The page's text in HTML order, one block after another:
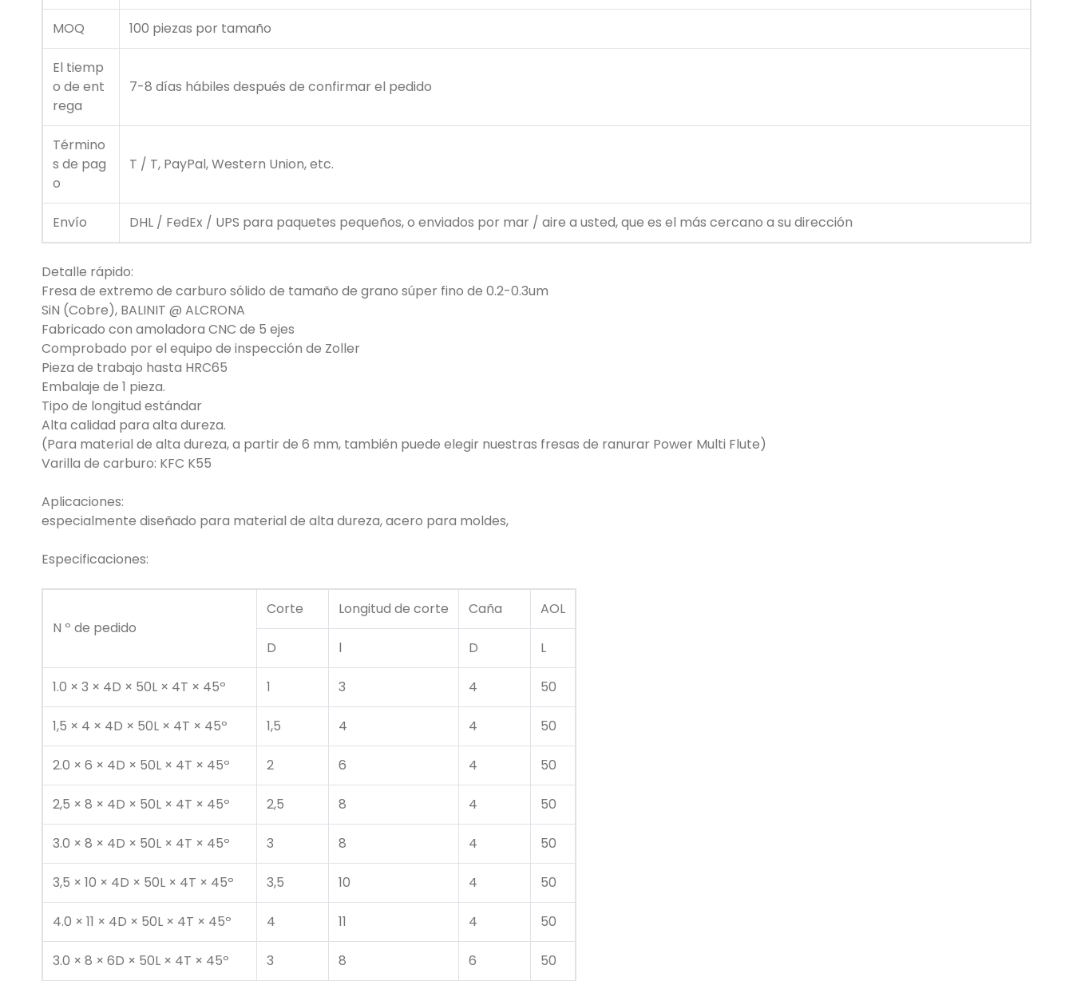
MOQ 100 piezas por tamaño
El tiemp
o de ent
rega
7-8 días hábiles después de confirmar el pedido
Término
s de pag
o
T / T, PayPal, Western Union, etc.
Envío DHL / FedEx / UPS para paquetes pequeños, o enviados por mar / aire a usted, que es el más cercano a su dirección
Detalle rápido:
Fresa de extremo de carburo sólido de tamaño de grano súper fino de 0.2-0.3um
SiN (Cobre), BALINIT @ ALCRONA
Fabricado con amoladora CNC de 5 ejes
Comprobado por el equipo de inspección de Zoller
Pieza de trabajo hasta HRC65
Embalaje de 1 pieza.
Tipo de longitud estándar
Alta calidad para alta dureza.
(Para material de alta dureza, a partir de 6 mm, también puede elegir nuestras fresas de ranurar Power Multi Flute)
Varilla de carburo: KFC K55
Aplicaciones:
especialmente diseñado para material de alta dureza, acero para moldes,
Especificaciones:
N º de pedido
Corte Longitud de corte Caña AOL
D l D L
1.0 × 3 × 4D × 50L × 4T × 45º 1 3 4 50
1,5 × 4 × 4D × 50L × 4T × 45º 1,5 4 4 50
2.0 × 6 × 4D × 50L × 4T × 45º 2 6 4 50
2,5 × 8 × 4D × 50L × 4T × 45º 2,5 8 4 50
3.0 × 8 × 4D × 50L × 4T × 45º 3 8 4 50
3,5 × 10 × 4D × 50L × 4T × 45º 3,5 10 4 50
4.0 × 11 × 4D × 50L × 4T × 45º 4 11 4 50
3.0 × 8 × 6D × 50L × 4T × 45º 3 8 6 50